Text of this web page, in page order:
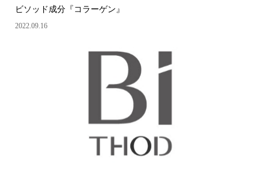
ビソッド成分『コラーゲン』
2022.09.16